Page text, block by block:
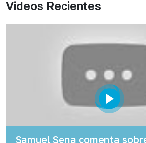
Videos Recientes
Samuel Sena comenta